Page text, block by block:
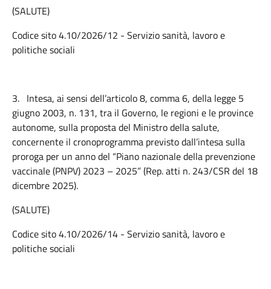
(SALUTE)
Codice sito 4.10/2026/12 - Servizio sanità, lavoro e
politiche sociali
3. Intesa, ai sensi dell’articolo 8, comma 6, della legge 5
giugno 2003, n. 131, tra il Governo, le regioni e le province
autonome, sulla proposta del Ministro della salute,
concernente il cronoprogramma previsto dall’intesa sulla
proroga per un anno del “Piano nazionale della prevenzione
vaccinale (PNPV) 2023 – 2025” (Rep. atti n. 243/CSR del 18
dicembre 2025).
(SALUTE)
Codice sito 4.10/2026/14 - Servizio sanità, lavoro e
politiche sociali